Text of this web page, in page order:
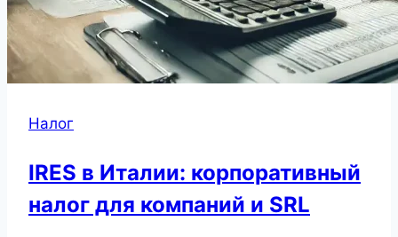
Налог
IRES в Италии: корпоративный
налог для компаний и SRL